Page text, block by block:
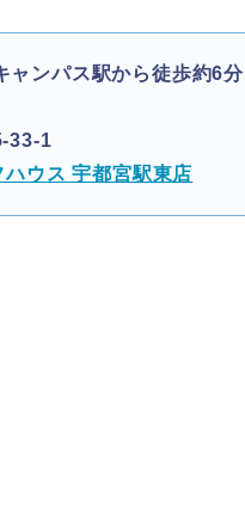
ャンパス駅から徒歩約6分
33-1
ウス 宇都宮駅東店